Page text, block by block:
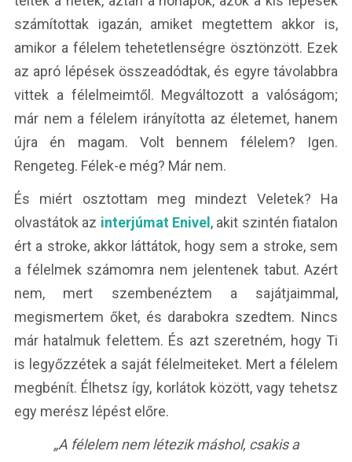
számítottak igazán, amiket megtettem akkor is,
amikor a félelem tehetetlenségre ösztönzött. Ezek
az apró lépések összeadódtak, és egyre távolabbra
vittek a félelmeimtől. Megváltozott a valóságom;
már nem a félelem irányította az életemet, hanem
újra én magam. Volt bennem félelem? Igen.
Rengeteg. Félek-e még? Már nem.
És miért osztottam meg mindezt Veletek? Ha
olvastátok az interjúmat Enivel, akit szintén fiatalon
ért a stroke, akkor láttátok, hogy sem a stroke, sem
a félelmek számomra nem jelentenek tabut. Azért
nem, mert szembenéztem a sajátjaimmal,
megismertem őket, és darabokra szedtem. Nincs
már hatalmuk felettem. És azt szeretném, hogy Ti
is legyőzzétek a saját félelmeiteket. Mert a félelem
megbénít. Élhetsz így, korlátok között, vagy tehetsz
egy merész lépést előre.
„A félelem nem létezik máshol, csakis a